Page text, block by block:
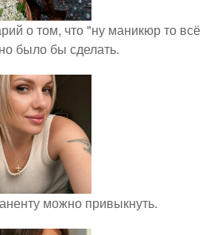
о том, что "ну маникюр то всё
было бы сделать.
можно привыкнуть.